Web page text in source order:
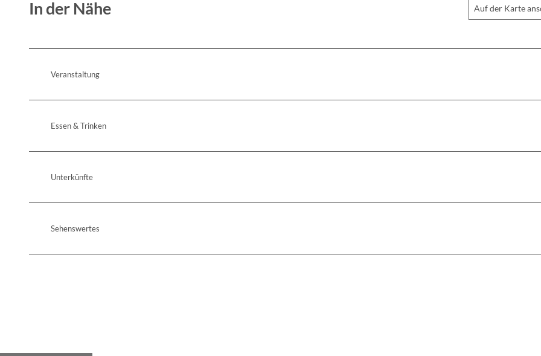
In der Nähe Auf der Karte
Veranstaltung
Essen & Trinken
Unterkünfte
Sehenswertes